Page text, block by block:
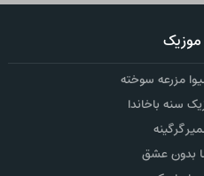
موزیک
مزرعه سوخته
سنه باخاندا
گرگینه
بدون عشق